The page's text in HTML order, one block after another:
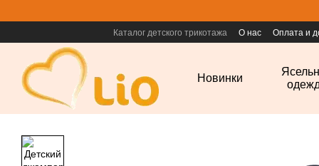
Каталог детского трикотажа О нас Оплата и
Новинки